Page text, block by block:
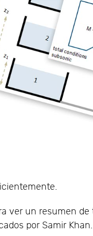
ver un resumen de
por Samir Khan.